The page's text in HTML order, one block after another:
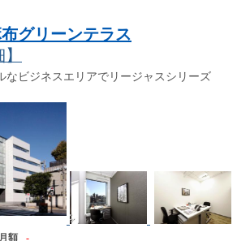
グリーンテラス
なビジネスエリアでリージャスシリーズ
月額 -